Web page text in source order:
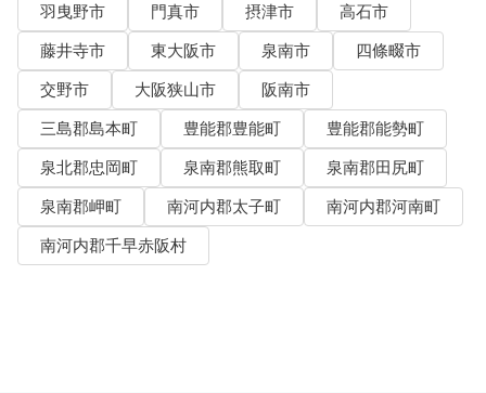
羽曳野市
門真市 摂津市
高石市
藤井寺市
東大阪市 泉南市
四條畷市
交野市
大阪狭山市
阪南市
三島郡島本町
豊能郡豊能町
豊能郡能勢町
泉北郡忠岡町
泉南郡熊取町
泉南郡田尻町
泉南郡岬町
南河内郡太子町
南河内郡河南町
南河内郡千早赤阪村